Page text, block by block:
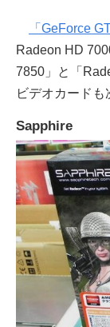
「GeForce
Radeon HD
7850」と「
ビデオカードも
Sapphire